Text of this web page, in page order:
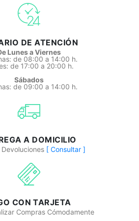
DE ATENCIÓN
Lunes a Viernes
de 08:00 a 14:00 h.
de 17:00 a 20:00 h.
Sábados
de 09:00 a 14:00 h.
A DOMICILIO
Devoluciones [ Consultar ]
CON TARJETA
Compras Cómodamente